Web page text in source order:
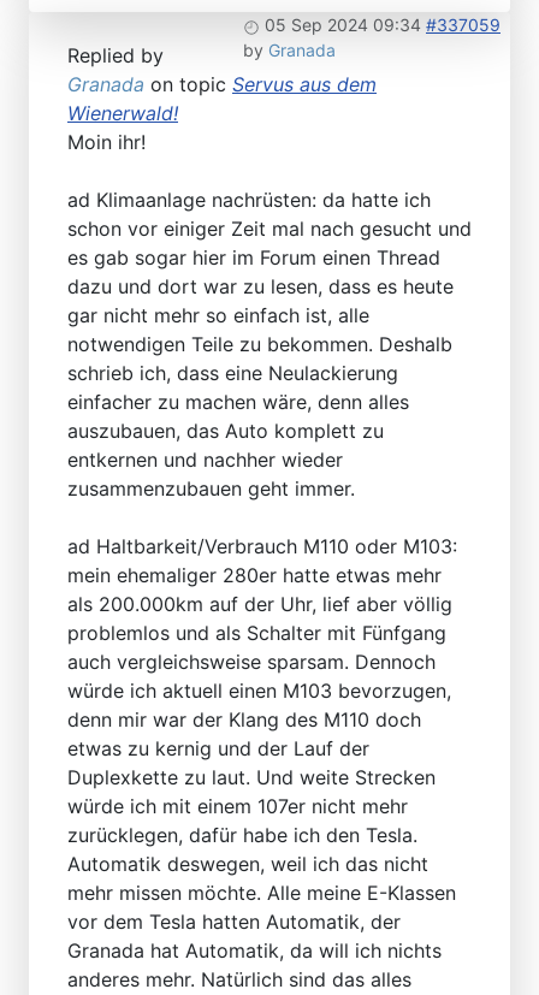
05 Sep 2024 09:34 #337059
by Granada
Replied by
Granada on topic Servus aus dem
Wienerwald!
Moin ihr!
ad Klimaanlage nachrüsten: da hatte ich
schon vor einiger Zeit mal nach gesucht und
es gab sogar hier im Forum einen Thread
dazu und dort war zu lesen, dass es heute
gar nicht mehr so einfach ist, alle
notwendigen Teile zu bekommen. Deshalb
schrieb ich, dass eine Neulackierung
einfacher zu machen wäre, denn alles
auszubauen, das Auto komplett zu
entkernen und nachher wieder
zusammenzubauen geht immer.
ad Haltbarkeit/Verbrauch M110 oder M103:
mein ehemaliger 280er hatte etwas mehr
als 200.000km auf der Uhr, lief aber völlig
problemlos und als Schalter mit Fünfgang
auch vergleichsweise sparsam. Dennoch
würde ich aktuell einen M103 bevorzugen,
denn mir war der Klang des M110 doch
etwas zu kernig und der Lauf der
Duplexkette zu laut. Und weite Strecken
würde ich mit einem 107er nicht mehr
zurücklegen, dafür habe ich den Tesla.
Automatik deswegen, weil ich das nicht
mehr missen möchte. Alle meine E-Klassen
vor dem Tesla hatten Automatik, der
Granada hat Automatik, da will ich nichts
anderes mehr. Natürlich sind das alles